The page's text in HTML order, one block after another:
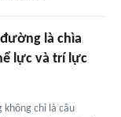
là chìa
lực và trí lực
chỉ là câu